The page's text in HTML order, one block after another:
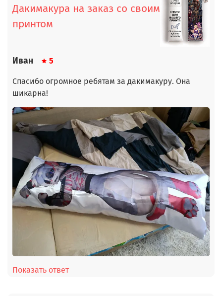
Дакимакура на заказ со своим
принтом
Иван 5
Спасибо огромное ребятам за дакимакуру. Она
шикарна!
Показать ответ